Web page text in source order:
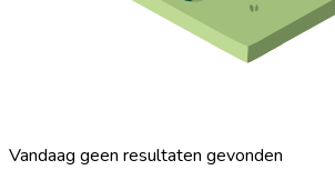
Vandaag geen resultaten gevonden